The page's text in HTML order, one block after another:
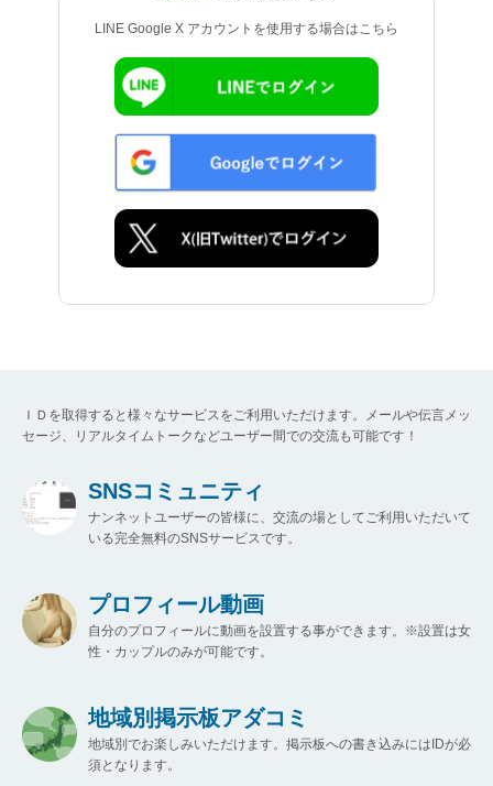
LINE Google X アカウントを使用する場合はこちら
ＩＤを取得すると様々なサービスをご利用いただけます。メールや伝言メッ
セージ、リアルタイムトークなどユーザー間での交流も可能です！
SNSコミュニティ
ナンネットユーザーの皆様に、交流の場としてご利用いただいて
いる完全無料のSNSサービスです。
プロフィール動画
自分のプロフィールに動画を設置する事ができます。※設置は女
性・カップルのみが可能です。
地域別掲示板アダコミ
地域別でお楽しみいただけます。掲示板への書き込みにはIDが必
須となります。